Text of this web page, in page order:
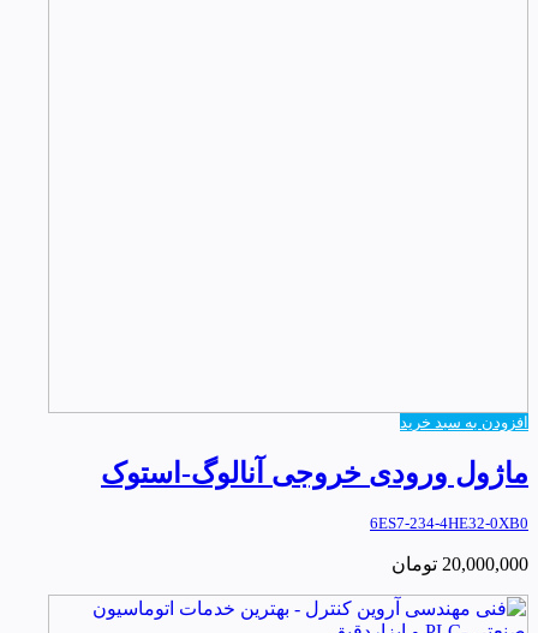
افزودن به سبد خرید
ماژول ورودی خروجی آنالوگ-استوک
6ES7-234-4HE32-0XB0
20,000,000 تومان